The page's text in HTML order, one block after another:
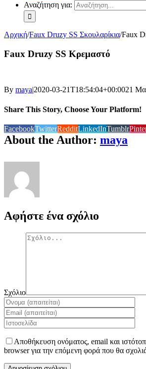
Αναζήτηση για:
Αρχική/Faux Druzy SS Σκουλαρίκια/Faux
Faux Druzy SS Κρεμαστό
By maya|2020-03-21T18:54:04+00:0021
Share This Story, Choose Your Platform!
FacebookTwitterRedditLinkedInTumblr
About the Author: maya
Αφήστε ένα σχόλιο
Σχόλιο
Αποθήκευση ονόματος, email και
browser για την επόμενη φορά που θα